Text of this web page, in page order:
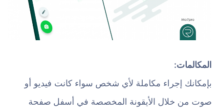
المكالمات:
بإمكانك إجراء مكاملة لأي شخص سواء كانت فيديو أو
صوت من خلال الأيقونة المخصصة في أسفل صفحة